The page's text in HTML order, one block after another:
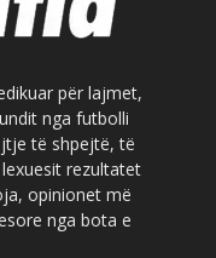
për lajmet,
nga futbolli
të shpejtë, të
rezultatet
opinionet më
nga bota e